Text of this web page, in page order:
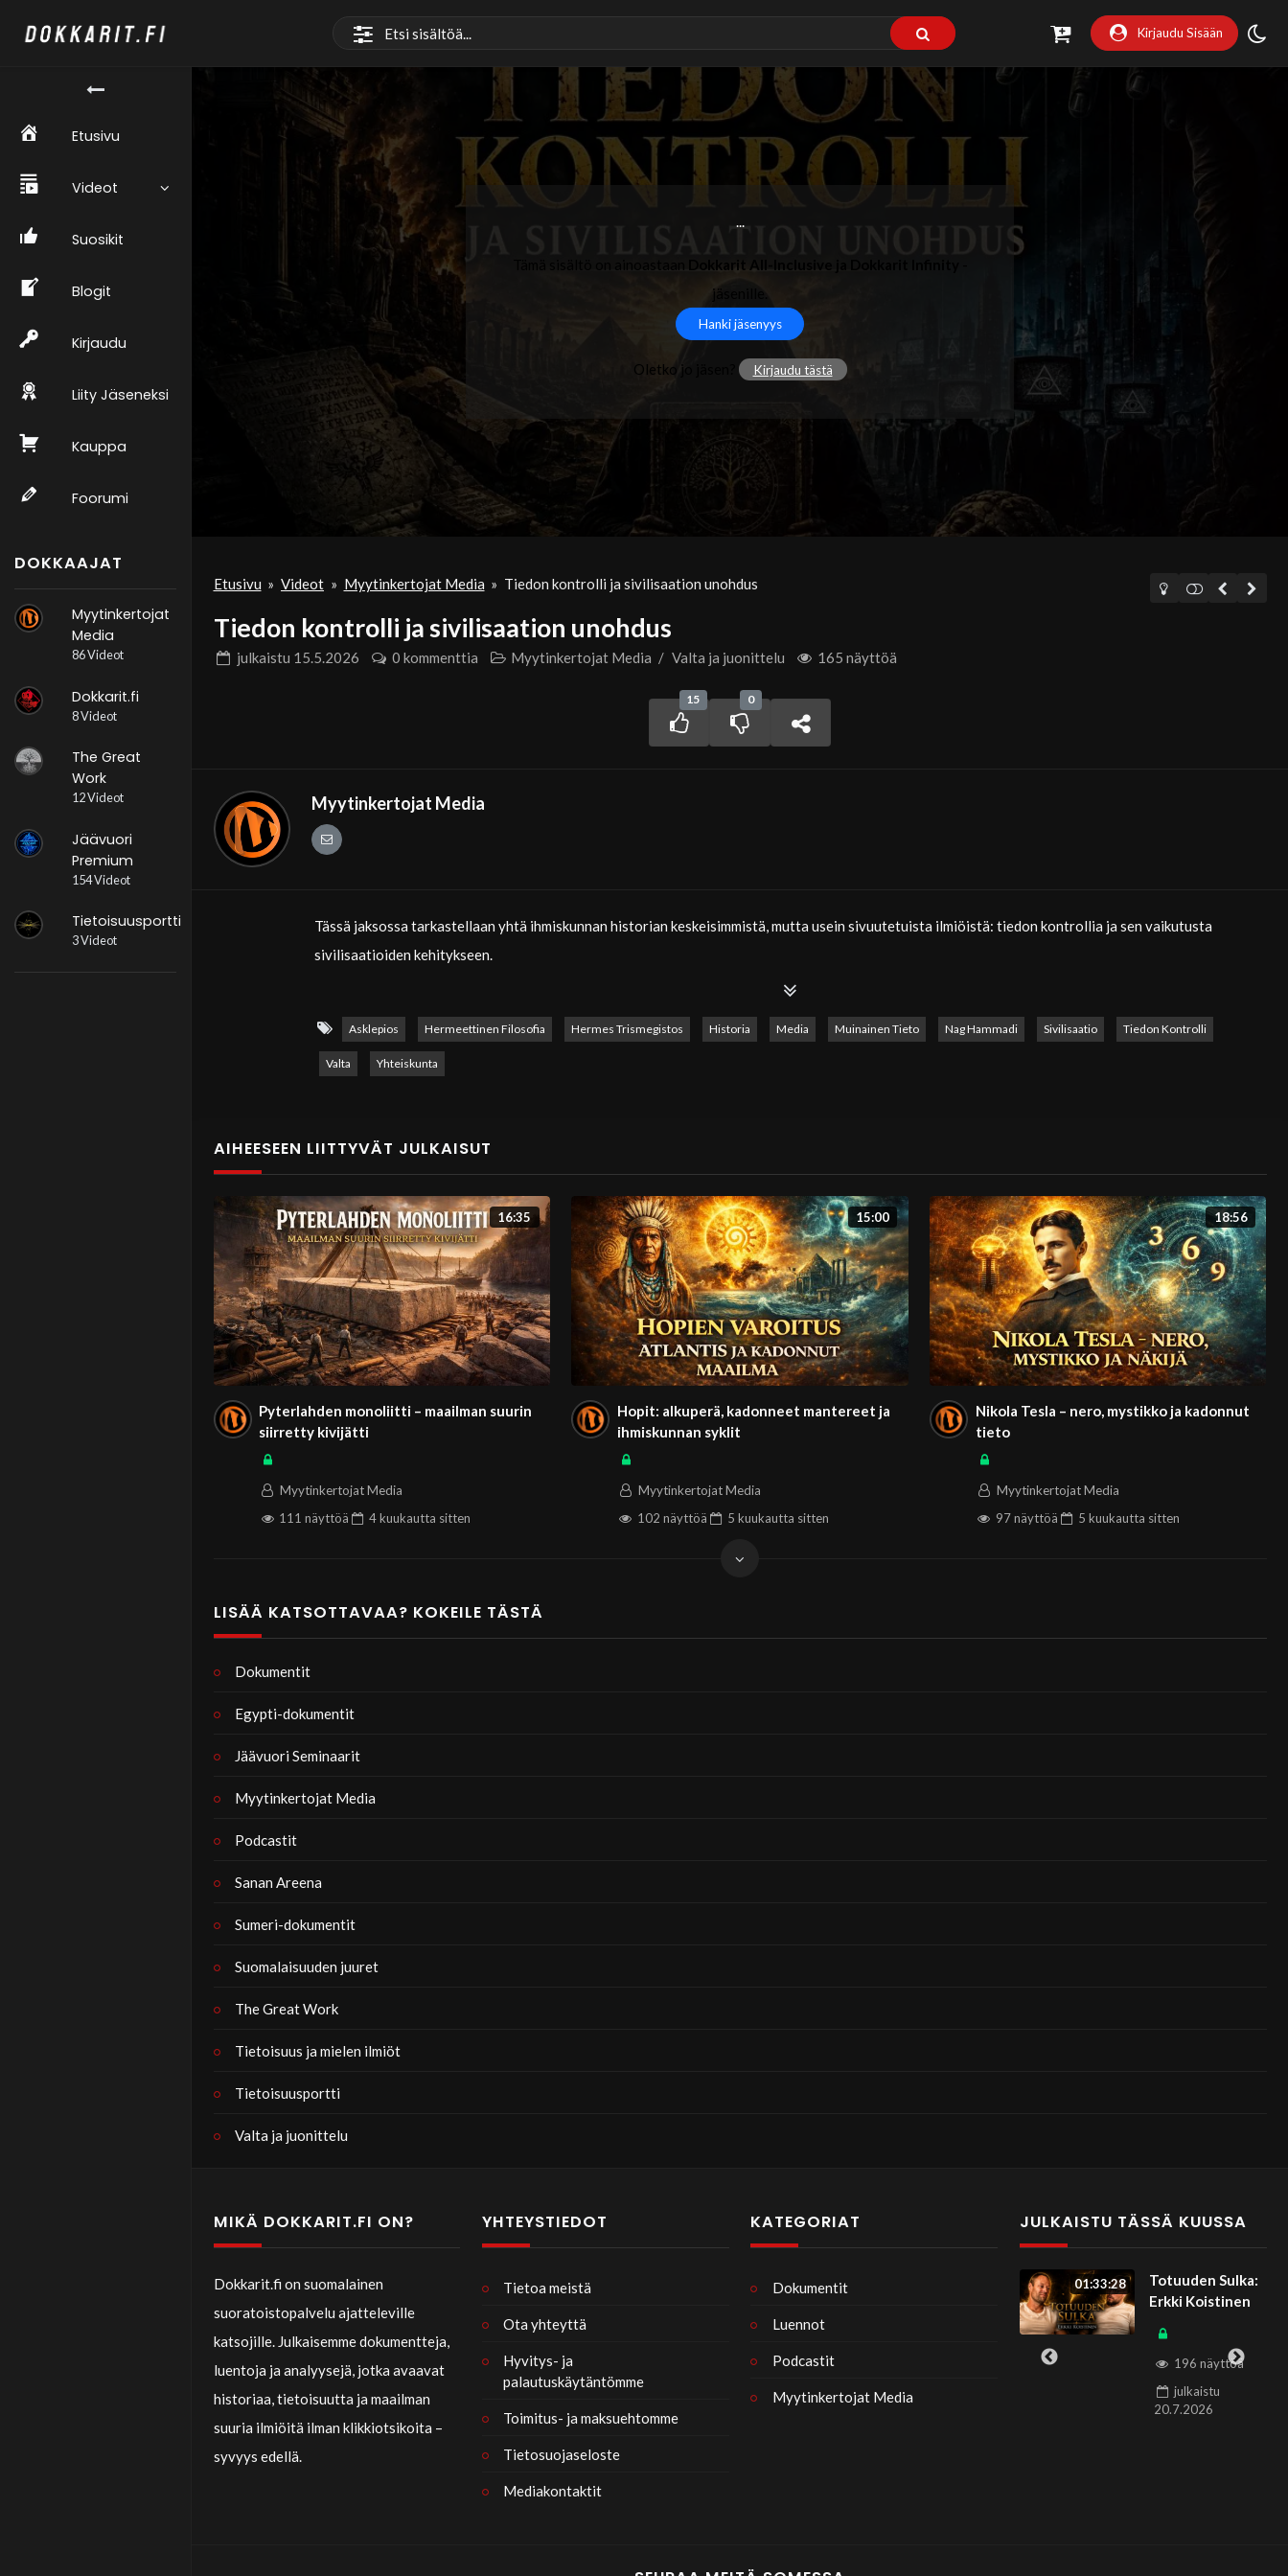
Kirjaudu Sisään
Etusivu
Videot
Suosikit
Blogit
Kirjaudu
Liity Jäseneksi
Kauppa
Foorumi
DOKKAAJAT
Myytinkertojat
Media
86 Videot
Dokkarit.fi
8 Videot
The Great
Work
12 Videot
Jäävuori
Premium
154 Videot
Tietoisuusportti
3 Videot
...
Dokkarit All-Inclusive ja Dokkarit Infinity
jäsenille.
Hanki jäsenyys
Oletko jo jäsen? Kirjaudu tästä
Etusivu » Videot » Myytinkertojat Media » Tiedon kontrolli ja sivilisaation unohdus
Tiedon kontrolli ja sivilisaation unohdus
julkaistu 15.5.2026 0 kommenttia Myytinkertojat Media / Valta ja juonittelu 165 näyttöä
15 0
Myytinkertojat Media
Tässä jaksossa tarkastellaan yhtä ihmiskunnan historian keskeisimmistä, mutta usein sivuutetuista ilmiöistä: tiedon kontrollia ja sen vaikutusta
sivilisaatioiden kehitykseen.
Jakso lähtee liikkeelle havainnosta, että tieto ei ole koskaan ollut täysin vapaasti saatavilla. Historian aikana kulttuuriperintöä, uskomuksia ja
kirjoituksia on järjestelmällisesti tuhottu erityisesti konfliktien ja valloitusten yhteydessä. Tämä ei ole sattumaa, vaan osa vallankäyttöä – keino hallita
sitä, mitä ihmiset tietävät ja miten he ajattelevat.
Jakso syventyy tämän jälkeen hermeettiseen filosofiaan ja erityisesti Hermeksen ja Asklepioksen väliseen dialogiin, joka kuvaa sivilisaation
rappeutumista ja unohtamista. Teksti ennustaa ajan, jolloin pyhä tieto katoaa, ihmiset menettävät yhteyden korkeampiin periaatteisiin ja maailma
ajautuu henkiseen pimeyteen.
Tämä ei näyttäydy vain muinaisena kertomuksena, vaan peilinä nykyhetkeen. Mitä tapahtuu yhteiskunnalle, jos sen historiallinen muisti katoaa? Voiko
teknologinen kehitys korvata menetetyn ymmärryksen – vai onko kyse syvemmästä kriisistä?
Jakso tarkastelee myös tiedon säilymistä ja uudelleen löytymistä. Nag Hammadin löydöt osoittivat, että osa muinaisesta tiedosta voi säilyä
vuosituhansien yli, odottaen hetkeä, jolloin se nousee jälleen esiin.
Asklepios Hermeettinen Filosofia Hermes Trismegistos Historia Media Muinainen Tieto Nag Hammadi Sivilisaatio Tiedon Kontrolli
Valta Yhteiskunta
AIHEESEEN LIITTYVÄT JULKAISUT
16:35
Pyterlahden monoliitti – maailman suurin
siirretty kivijätti
Myytinkertojat Media
111 näyttöä
4 kuukautta sitten
15:00
Hopit: alkuperä, kadonneet mantereet ja
ihmiskunnan syklit
Myytinkertojat Media
102 näyttöä
5 kuukautta sitten
18:56
Nikola Tesla – nero, mystikko ja kadonnut
tieto
Myytinkertojat Media
97 näyttöä
5 kuukautta sitten
LISÄÄ KATSOTTAVAA? KOKEILE TÄSTÄ
Dokumentit
Egypti-dokumentit
Jäävuori Seminaarit
Myytinkertojat Media
Podcastit
Sanan Areena
Sumeri-dokumentit
Suomalaisuuden juuret
The Great Work
Tietoisuus ja mielen ilmiöt
Tietoisuusportti
Valta ja juonittelu
MIKÄ DOKKARIT.FI ON?
Dokkarit.fi on suomalainen
suoratoistopalvelu ajatteleville
katsojille. Julkaisemme dokumentteja,
luentoja ja analyysejä, jotka avaavat
historiaa, tietoisuutta ja maailman
suuria ilmiöitä ilman klikkiotsikoita –
syvyys edellä.
YHTEYSTIEDOT
Tietoa meistä
Ota yhteyttä
Hyvitys- ja
palautuskäytäntömme
Toimitus- ja maksuehtomme
Tietosuojaseloste
Mediakontaktit
KATEGORIAT
Dokumentit
Luennot
Podcastit
Myytinkertojat Media
JULKAISTU TÄSSÄ KUUSSA
48:08
julkaistu
01:09:05
julkaistu
01:33:28
Totuuden Sulka:
Erkki Koistinen
196 näyttöä
julkaistu
20.7.2026